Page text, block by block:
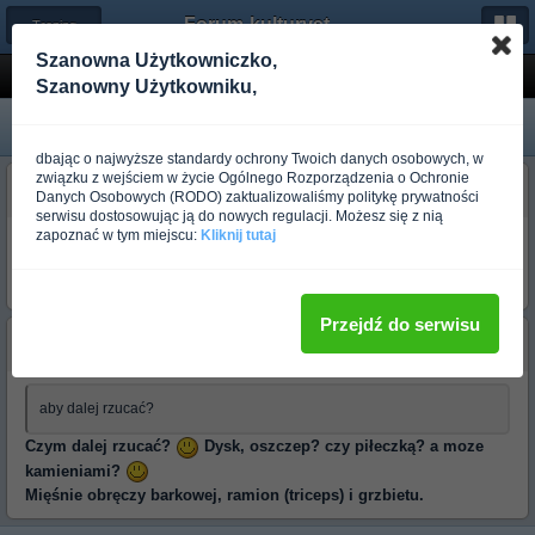
← Trening dla początkujących Forum-kulturystyka.pl
rzucanie
słaby
Ponad rok temu
jakie mięśnie rozijać aby dalej rzucać?Czy to jak daleko rzucam
aby dalej rzucać?
Czym dalej rzucać?
Dysk, oszczep? czy piłeczką? a moze
kamieniami?
Mięśnie obręczy barkowej, ramion (triceps) i grzbietu.
Szanowna Użytkowniczko,
Szanowny Użytkowniku,
dbając o najwyższe standardy ochrony Twoich danych osobowych, w
związku z wejściem w życie Ogólnego Rozporządzenia o Ochronie
Danych Osobowych (RODO) zaktualizowaliśmy politykę prywatności
serwisu dostosowując ją do nowych regulacji. Możesz się z nią
zapoznać w tym miejscu: Kliknij tutaj
Przejdź do serwisu